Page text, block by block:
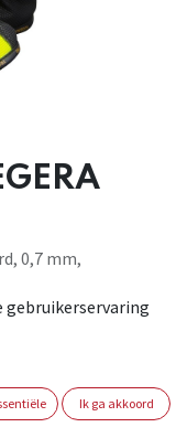
0,7 mm,
vis, zwart,
360°, voor
gebruikerservaring
Ik ga akkoord